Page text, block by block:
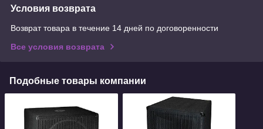
Условия возврата
Возврат товара в течение 14 дней по договоренности
Все условия возврата
Подобные товары компании